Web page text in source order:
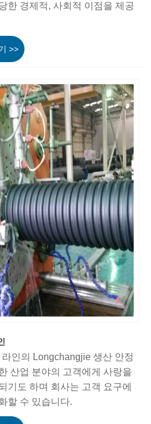
한 경제적, 사회적 이점을 제공
>>
인의 Longchangjie 생산 안정
산업 분야의 고객에게 사랑을
기도 하며 회사는 고객 요구에
할 수 있습니다.